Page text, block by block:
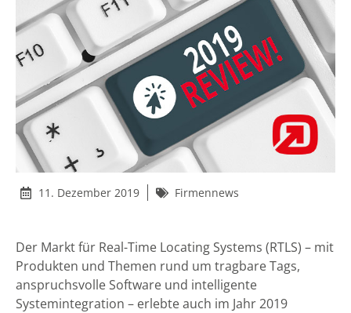
11. Dezember 2019 Firmennews
Der Markt für Real-Time Locating Systems (RTLS) – mit
Produkten und Themen rund um tragbare Tags,
anspruchsvolle Software und intelligente
Systemintegration – erlebte auch im Jahr 2019